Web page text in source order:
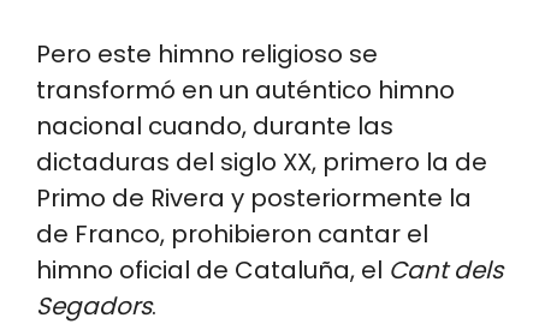
Pero este himno religioso se
transformó en un auténtico himno
nacional cuando, durante las
dictaduras del siglo XX, primero la de
Primo de Rivera y posteriormente la
de Franco, prohibieron cantar el
himno oficial de Cataluña, el Cant dels
Segadors.